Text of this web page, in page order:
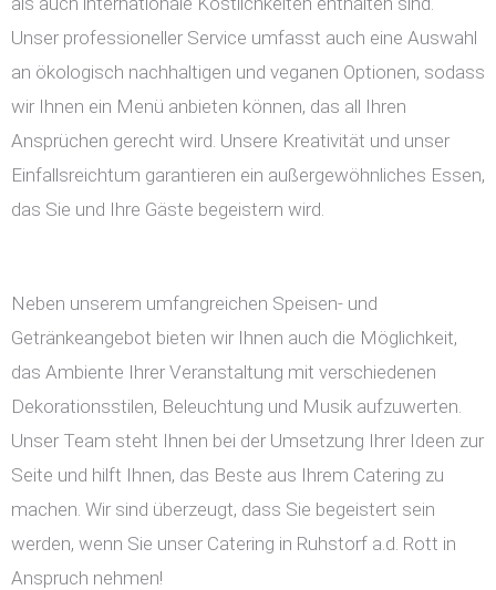
Unser professioneller Service umfasst auch eine Auswahl
an ökologisch nachhaltigen und veganen Optionen, sodass
wir Ihnen ein Menü anbieten können, das all Ihren
Ansprüchen gerecht wird. Unsere Kreativität und unser
Einfallsreichtum garantieren ein außergewöhnliches Essen,
das Sie und Ihre Gäste begeistern wird.
Neben unserem umfangreichen Speisen- und
Getränkeangebot bieten wir Ihnen auch die Möglichkeit,
das Ambiente Ihrer Veranstaltung mit verschiedenen
Dekorationsstilen, Beleuchtung und Musik aufzuwerten.
Unser Team steht Ihnen bei der Umsetzung Ihrer Ideen zur
Seite und hilft Ihnen, das Beste aus Ihrem Catering zu
machen. Wir sind überzeugt, dass Sie begeistert sein
werden, wenn Sie unser Catering in Ruhstorf a.d. Rott in
Anspruch nehmen!